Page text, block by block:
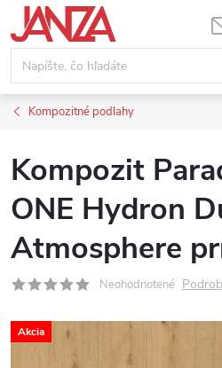
Prejsť na obsah
Kompozitné podlahy
Kompozit
ONE Hydron
Atmosphere
Neohodnotené
Akcia